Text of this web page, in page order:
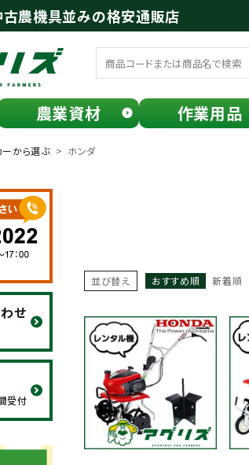
古農機具並みの格安通販店
農業資材 作業用品
ーから選ぶ ホンダ
せ
受付
並び替え おすすめ順 新着順